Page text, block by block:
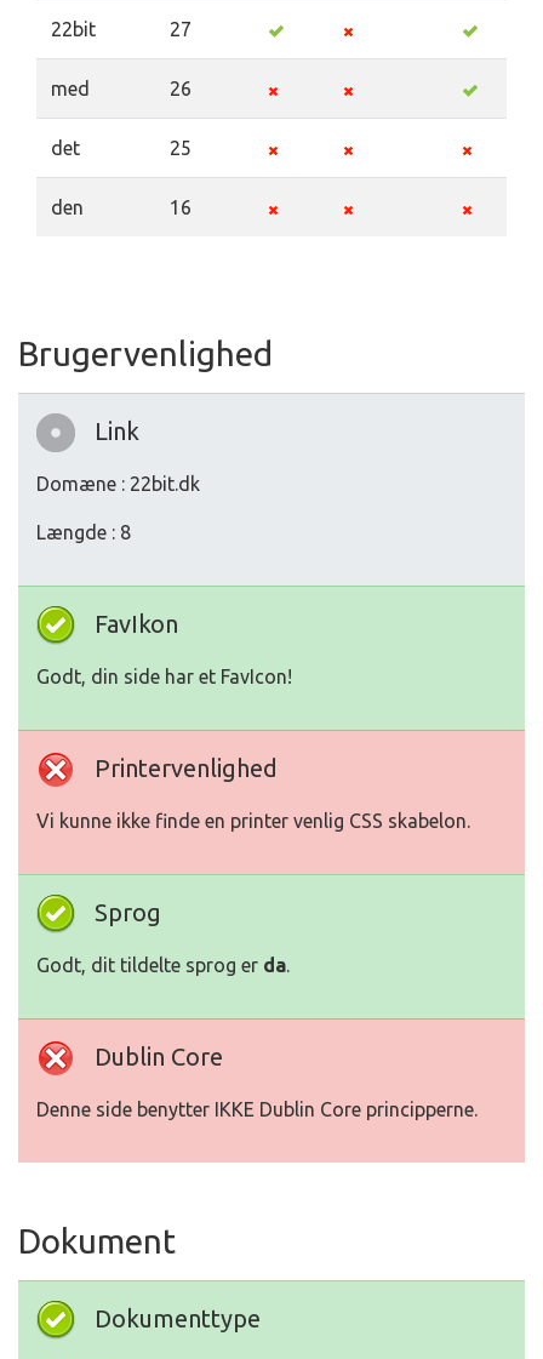
22bit 27
med 26
det 25
den 16
Brugervenlighed
Link
Domæne : 22bit.dk
Længde : 8
FavIkon
Godt, din side har et FavIcon!
Printervenlighed
Vi kunne ikke finde en printer venlig CSS skabelon.
Sprog
Godt, dit tildelte sprog er da.
Dublin Core
Denne side benytter IKKE Dublin Core principperne.
Dokument
Dokumenttype